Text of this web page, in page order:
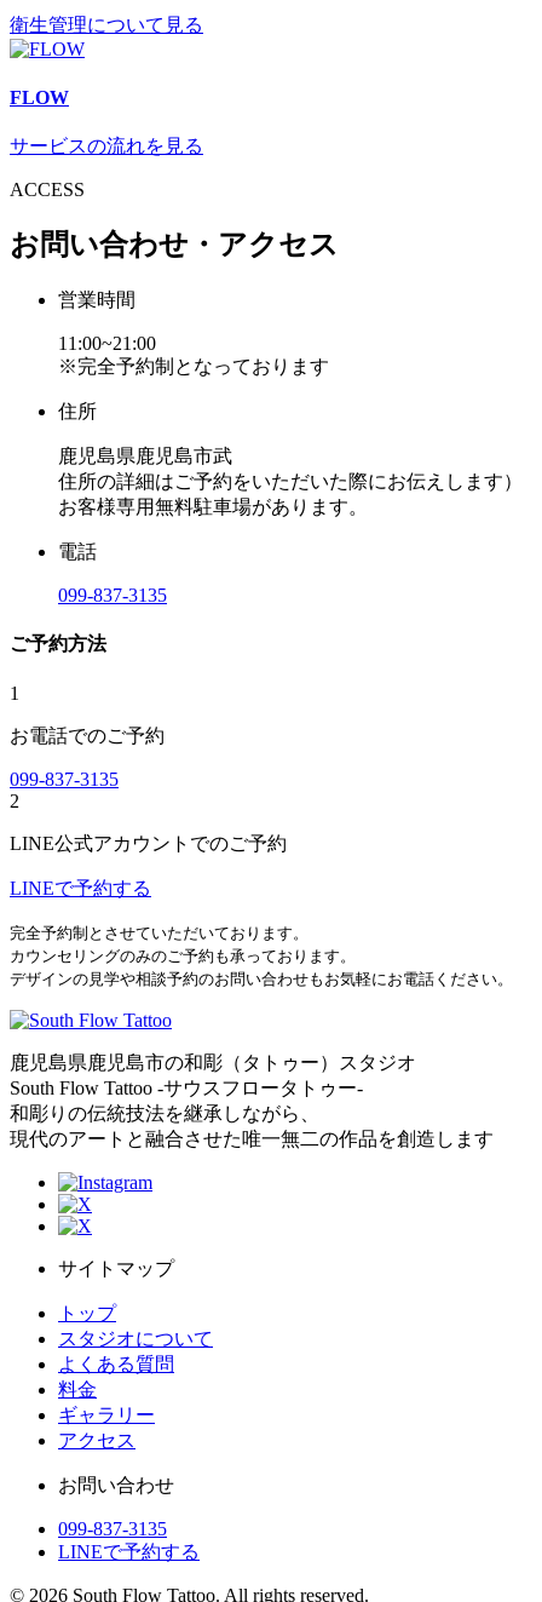
衛生管理について見る
FLOW
サービスの流れを見る
ACCESS
お問い合わせ・アクセス
営業時間
11:00~21:00
※完全予約制となっております
住所
鹿児島県鹿児島市武
住所の詳細はご予約をいただいた際にお伝えします）
お客様専用無料駐車場があります。
電話
099-837-3135
ご予約方法
1
お電話でのご予約
099-837-3135
2
LINE公式アカウントでのご予約
LINEで予約する
完全予約制とさせていただいております。
カウンセリングのみのご予約も承っております。
デザインの見学や相談予約のお問い合わせもお気軽にお電話ください。
鹿児島県鹿児島市の和彫（タトゥー）スタジオ
South Flow Tattoo -サウスフロータトゥー-
和彫りの伝統技法を継承しながら、
現代のアートと融合させた唯一無二の作品を創造します
サイトマップ
トップ
スタジオについて
よくある質問
料金
ギャラリー
アクセス
お問い合わせ
099-837-3135
LINEで予約する
© 2026 South Flow Tattoo. All rights reserved.